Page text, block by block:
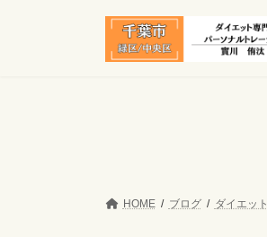
HOME ブログ ダイエット